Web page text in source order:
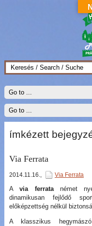
ímkézett
Via Ferrata
2014.11.16., Via Ferrata
Avia ferratanémet
dinamikusan fejlődő
előképzettség nélkül
A klasszikus